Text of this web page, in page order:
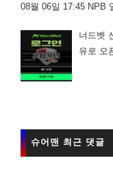
08월 06일 17:45 NPB
너드벳
유로 오
슈어맨 최근 댓글